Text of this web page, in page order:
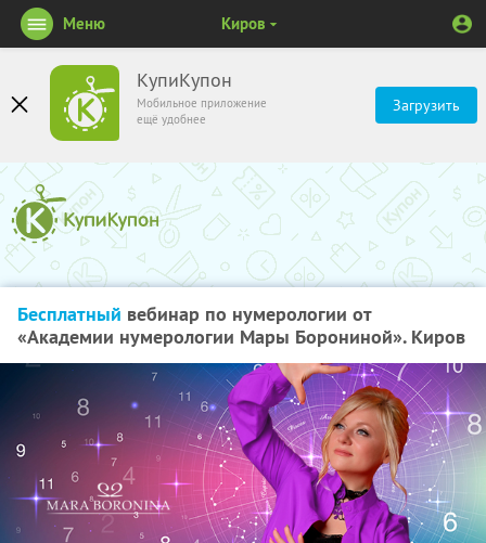
КупиКупон
Мобильное приложение
ещё удобнее
Загрузить
Меню Киров
Бесплатный вебинар по нумерологии от
«Академии нумерологии Мары Борониной». Киров